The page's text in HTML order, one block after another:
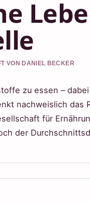
VON DANIEL BECKER
zu essen –
nachweislich das
für
der